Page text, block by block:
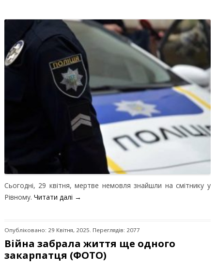
Сьогодні, 29 квітня, мертве немовля знайшли на смітнику у
Рівному. Читати далі →
Опубліковано: 29 Квітня, 2025. Переглядів: 2077
Війна забрала життя ще одного
закарпатця (ФОТО)